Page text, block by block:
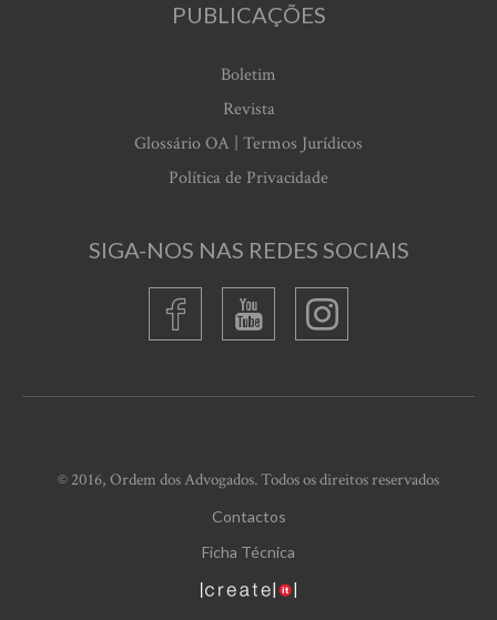
PUBLICAÇÕES
Boletim
Revista
Glossário OA | Termos Jurídicos
Política de Privacidade
SIGA-NOS NAS REDES SOCIAIS
© 2016, Ordem dos Advogados. Todos os direitos reservados
Contactos
Ficha Técnica